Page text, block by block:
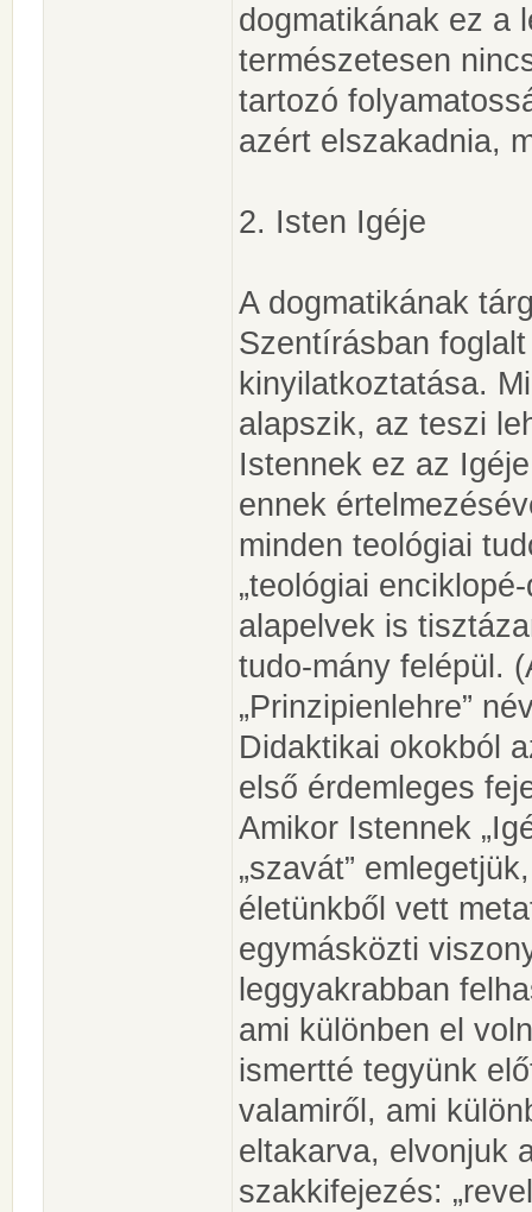
dogmatikának ez a
természetesen
tartozó
azért elszakadnia,
2. Isten Igéje
A dogmatikának
Szentírásban
kinyilatkoztatása.
alapszik, az teszi
Istennek ez az
ennek
minden teológiai
„teológiai
alapelvek is
tudo-mány felépül.
„Prinzipienlehre”
Didaktikai okokból
első érdemleges
Amikor Istennek
„szavát”
életünkből vett
egymásközti
leggyakrabban
ami különben el
ismertté tegyünk
valamiről, ami
eltakarva, elvonjuk
szakkifejezés: